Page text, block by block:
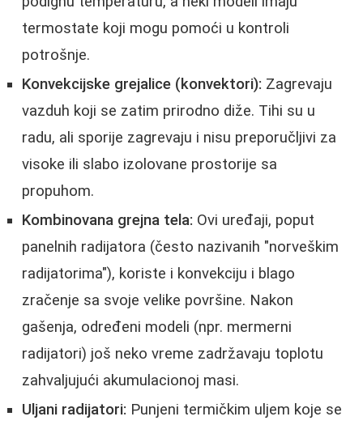
termostate koji mogu pomoći u kontroli
potrošnje.
Konvekcijske grejalice (konvektori): Zagrevaju
vazduh koji se zatim prirodno diže. Tihi su u
radu, ali sporije zagrevaju i nisu preporučljivi za
visoke ili slabo izolovane prostorije sa
propuhom.
Kombinovana grejna tela: Ovi uređaji, poput
panelnih radijatora (često nazivanih "norveškim
radijatorima"), koriste i konvekciju i blago
zračenje sa svoje velike površine. Nakon
gašenja, određeni modeli (npr. mermerni
radijatori) još neko vreme zadržavaju toplotu
zahvaljujući akumulacionoj masi.
Uljani radijatori: Punjeni termičkim uljem koje se